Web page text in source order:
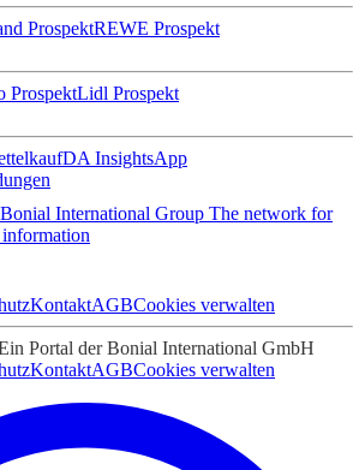
ProspektREWE Prospekt
ProspektLidl Prospekt
kaufDA InsightsApp
International Group The network for
KontaktAGBCookies verwalten
Portal der Bonial International GmbH
KontaktAGBCookies verwalten